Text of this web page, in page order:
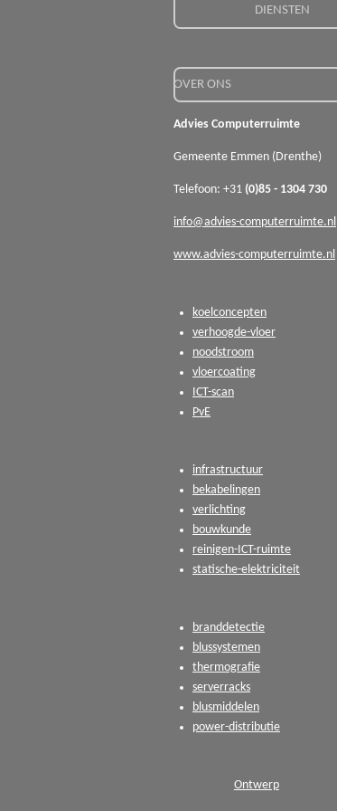
DIENSTEN
OVER ONS
Advies Computerruimte
Gemeente Emmen (Drenthe)
Telefoon: +31 (0)85 - 1304 730
info@advies-computerruimte.nl
www.advies-computerruimte.nl
koelconcepten
verhoogde-vloer
noodstroom
vloercoating
ICT-scan
PvE
infrastructuur
bekabelingen
verlichting
bouwkunde
reinigen-ICT-ruimte
statische-elektriciteit
branddetectie
blussystemen
thermografie
serverracks
blusmiddelen
power-distributie
Ontwerp